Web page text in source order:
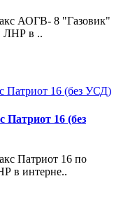
АОГВ- 8 "Газовик"
ЛНР в ..
Патриот 16 (без
Патриот 16 по
в интерне..